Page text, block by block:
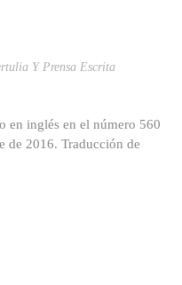
Y Prensa Escrita
en inglés en el número 560
de 2016. Traducción de